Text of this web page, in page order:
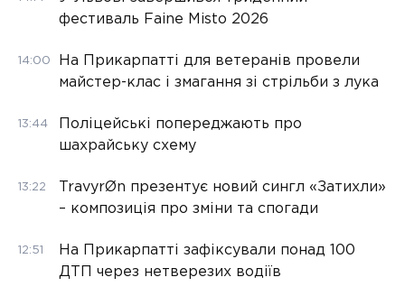
фестиваль Faine Misto 2026
14:00
На Прикарпатті для ветеранів провели
майстер-клас і змагання зі стрільби з лука
13:44
Поліцейські попереджають про
шахрайську схему
13:22
TravyrØn презентує новий сингл «Затихли»
– композиція про зміни та спогади
12:51
На Прикарпатті зафіксували понад 100
ДТП через нетверезих водіїв